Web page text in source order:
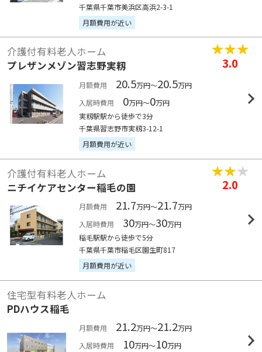
千葉県千葉市美浜区高浜2-3-1
月額費用が近い
介護付有料老人ホーム
プレザンメゾン習志野実籾
3.0
月額費用 20.5万円～20.5万円
入居時費用
0万円～0万円
実籾駅駅から徒歩で3分
千葉県習志野市実籾3-12-1
月額費用が近い
介護付有料老人ホーム
ニチイケアセンター稲毛の園
2.0
月額費用 21.7万円～21.7万円
入居時費用
30万円～30万円
稲毛駅駅から徒歩で5分
千葉県千葉市稲毛区園生町817
月額費用が近い
住宅型有料老人ホーム
PDハウス稲毛
月額費用 21.2万円～21.2万円
入居時費用
10万円～10万円